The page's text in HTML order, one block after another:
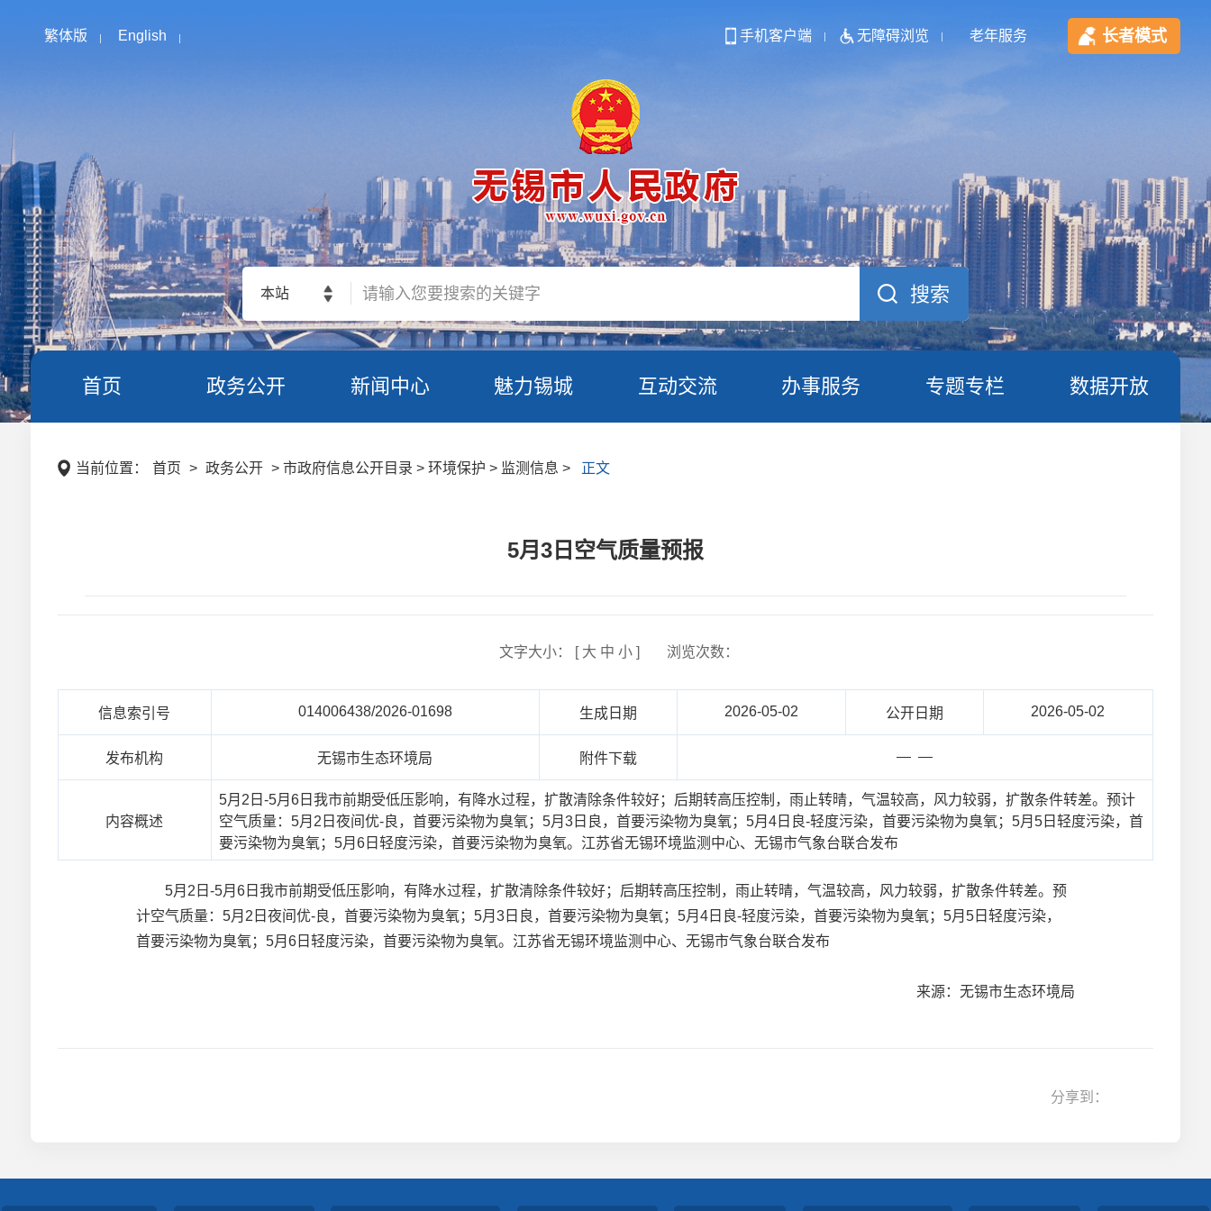
繁体版 English 手机客户端 无障碍浏览 老年服务 长者模式
本站
首页 政务公开 新闻中心 魅力锡城 互动交流 办事服务 专题专栏 数据开放
当前位置： 首页 > 政务公开 > 市政府信息公开目录 > 环境保护 > 监测信息 > 正文
5月3日空气质量预报
文字大小： [ 大 中 小] 浏览次数：
信息索引号 014006438/2026-01698 生成日期 2026-05-02 公开日期 2026-05-02
发布机构 无锡市生态环境局 附件下载 — —
内容概述
5月2日-5月6日我市前期受低压影响，有降水过程，扩散清除条件较好；后期转高压控制，雨止转晴，气温较高，风力较弱，扩散条件转差。预计
空气质量：5月2日夜间优-良，首要污染物为臭氧；5月3日良，首要污染物为臭氧；5月4日良-轻度污染，首要污染物为臭氧；5月5日轻度污染，首
要污染物为臭氧；5月6日轻度污染，首要污染物为臭氧。江苏省无锡环境监测中心、无锡市气象台联合发布
5月2日-5月6日我市前期受低压影响，有降水过程，扩散清除条件较好；后期转高压控制，雨止转晴，气温较高，风力较弱，扩散条件转差。预
计空气质量：5月2日夜间优-良，首要污染物为臭氧；5月3日良，首要污染物为臭氧；5月4日良-轻度污染，首要污染物为臭氧；5月5日轻度污染，
首要污染物为臭氧；5月6日轻度污染，首要污染物为臭氧。江苏省无锡环境监测中心、无锡市气象台联合发布
来源：无锡市生态环境局
分享到：